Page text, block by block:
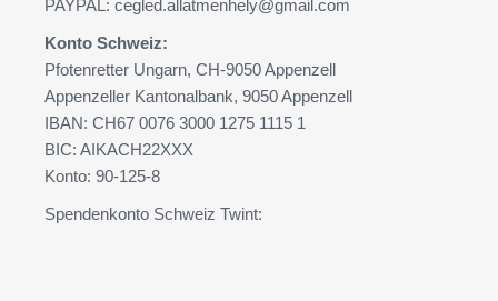
PAYPAL: cegled.allatmenhely@gmail.com
Konto Schweiz:
Pfotenretter Ungarn, CH-9050 Appenzell
Appenzeller Kantonalbank, 9050 Appenzell
IBAN: CH67 0076 3000 1275 1115 1
BIC: AIKACH22XXX
Konto: 90-125-8
Spendenkonto Schweiz Twint: